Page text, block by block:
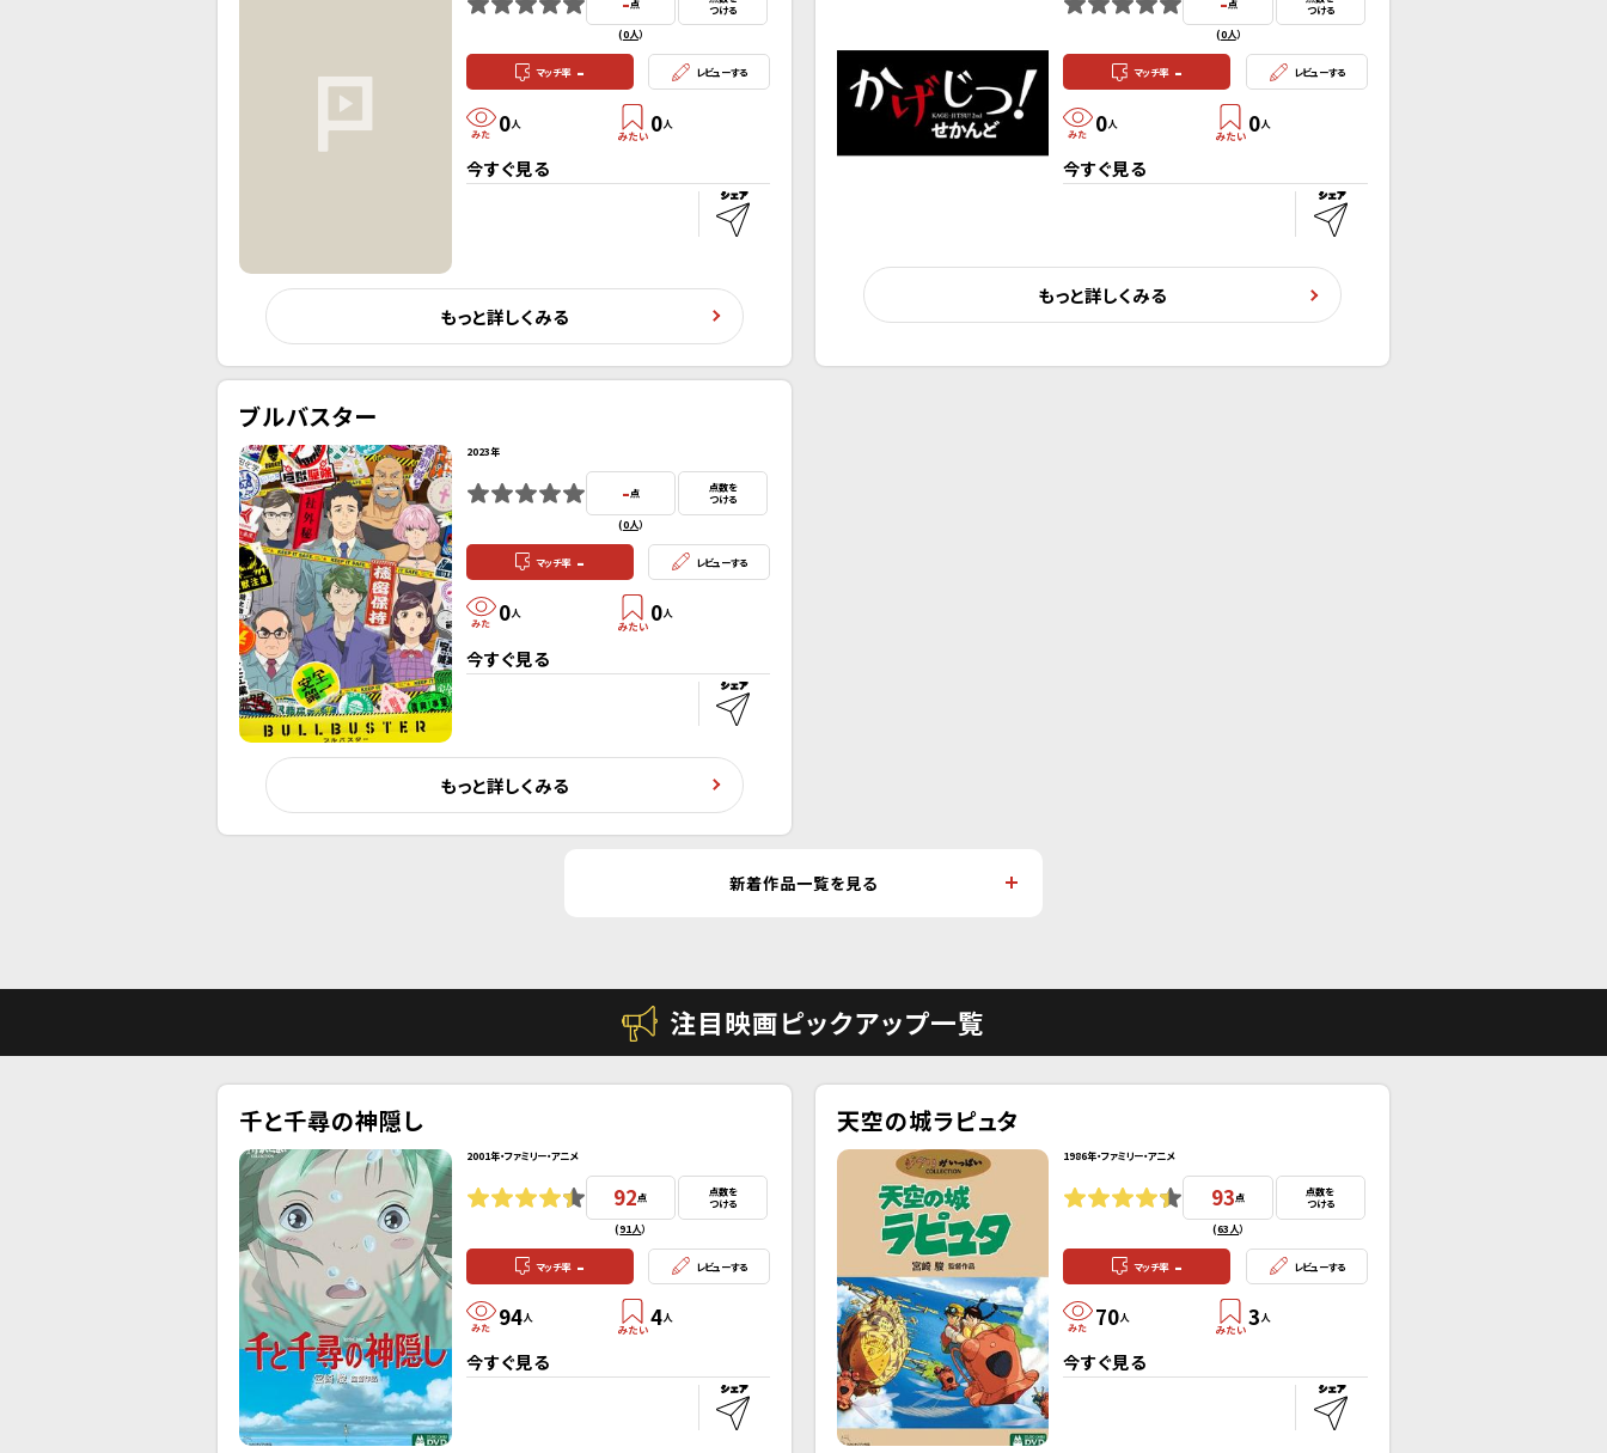
点
(0人）
つける
マッチ率 - レビューする
0人 0人
今すぐ見る
もっと詳しくみる
点
(0人）
つける
マッチ率 - レビューする
0人 0人
今すぐ見る
もっと詳しくみる
ブルバスター
2023年
-点
(0人）
点数を
つける
マッチ率 - レビューする
0人 0人
今すぐ見る
もっと詳しくみる
新着作品一覧を見る
注目映画ピックアップ一覧
千と千尋の神隠し
2001年・ファミリー・アニメ
92点
(91人）
点数を
つける
マッチ率 - レビューする
94人 4人
今すぐ見る
天空の城ラピュタ
1986年・ファミリー・アニメ
93点
(63人）
点数を
つける
マッチ率 - レビューする
70人 3 人
今すぐ見る